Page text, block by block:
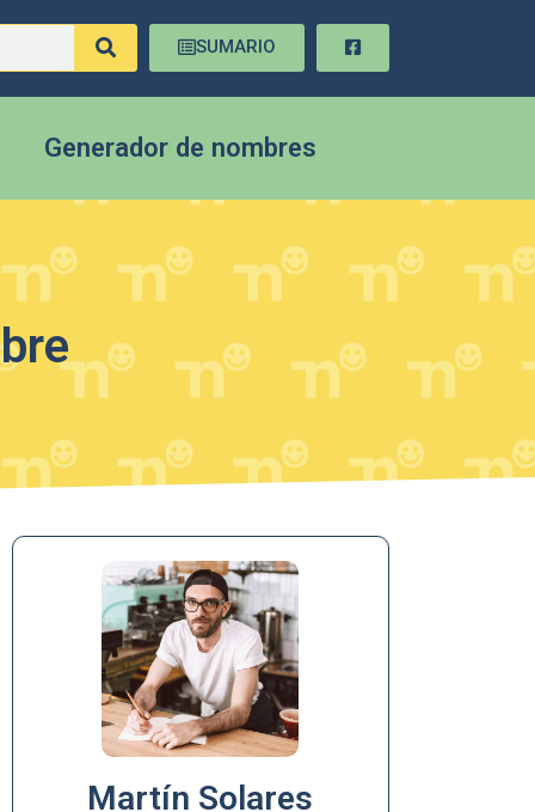
SUMARIO
Generador de nombres
Martín Solares